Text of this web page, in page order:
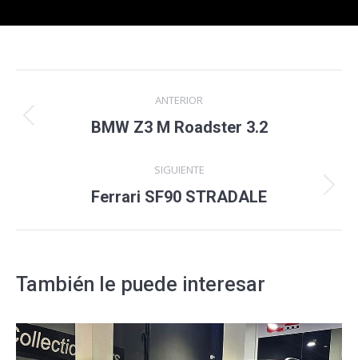
entre
ANTERIOR
Proyecto
BMW Z3 M Roadster 3.2
SIGUIENTE
Proyecto
Ferrari SF90 STRADALE
También le puede interesar